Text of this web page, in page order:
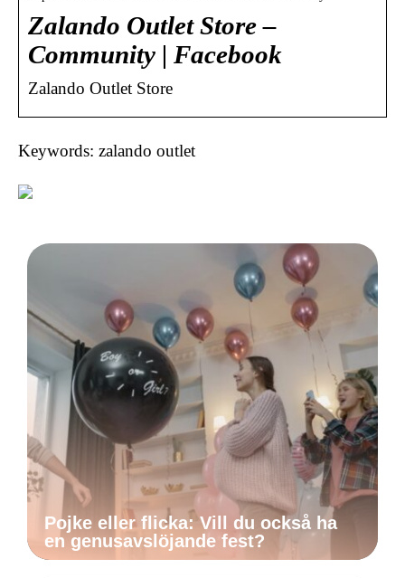
Zalando Outlet Store –
Community | Facebook
Zalando Outlet Store
Keywords: zalando outlet
Pojke eller flicka: Vill du också ha
en genusavslöjande fest?